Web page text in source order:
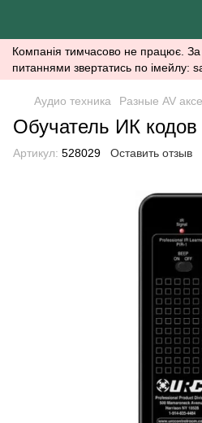
Компанія тимчасово не працює. За
питаннями звертатись по імейлу:
Аудио техника Разные AV
Обучатель ИК
Артикул: 528029 Оставить отзыв